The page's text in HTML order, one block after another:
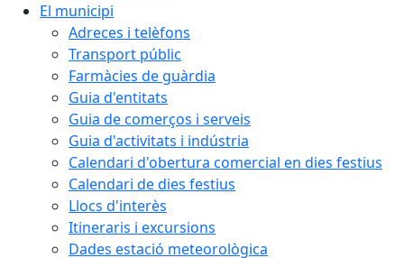
El municipi
Adreces i telèfons
Transport públic
Farmàcies de guàrdia
Guia d'entitats
Guia de comerços i serveis
Guia d'activitats i indústria
Calendari d'obertura comercial en dies festius
Calendari de dies festius
Llocs d'interès
Itineraris i excursions
Dades estació meteorològica